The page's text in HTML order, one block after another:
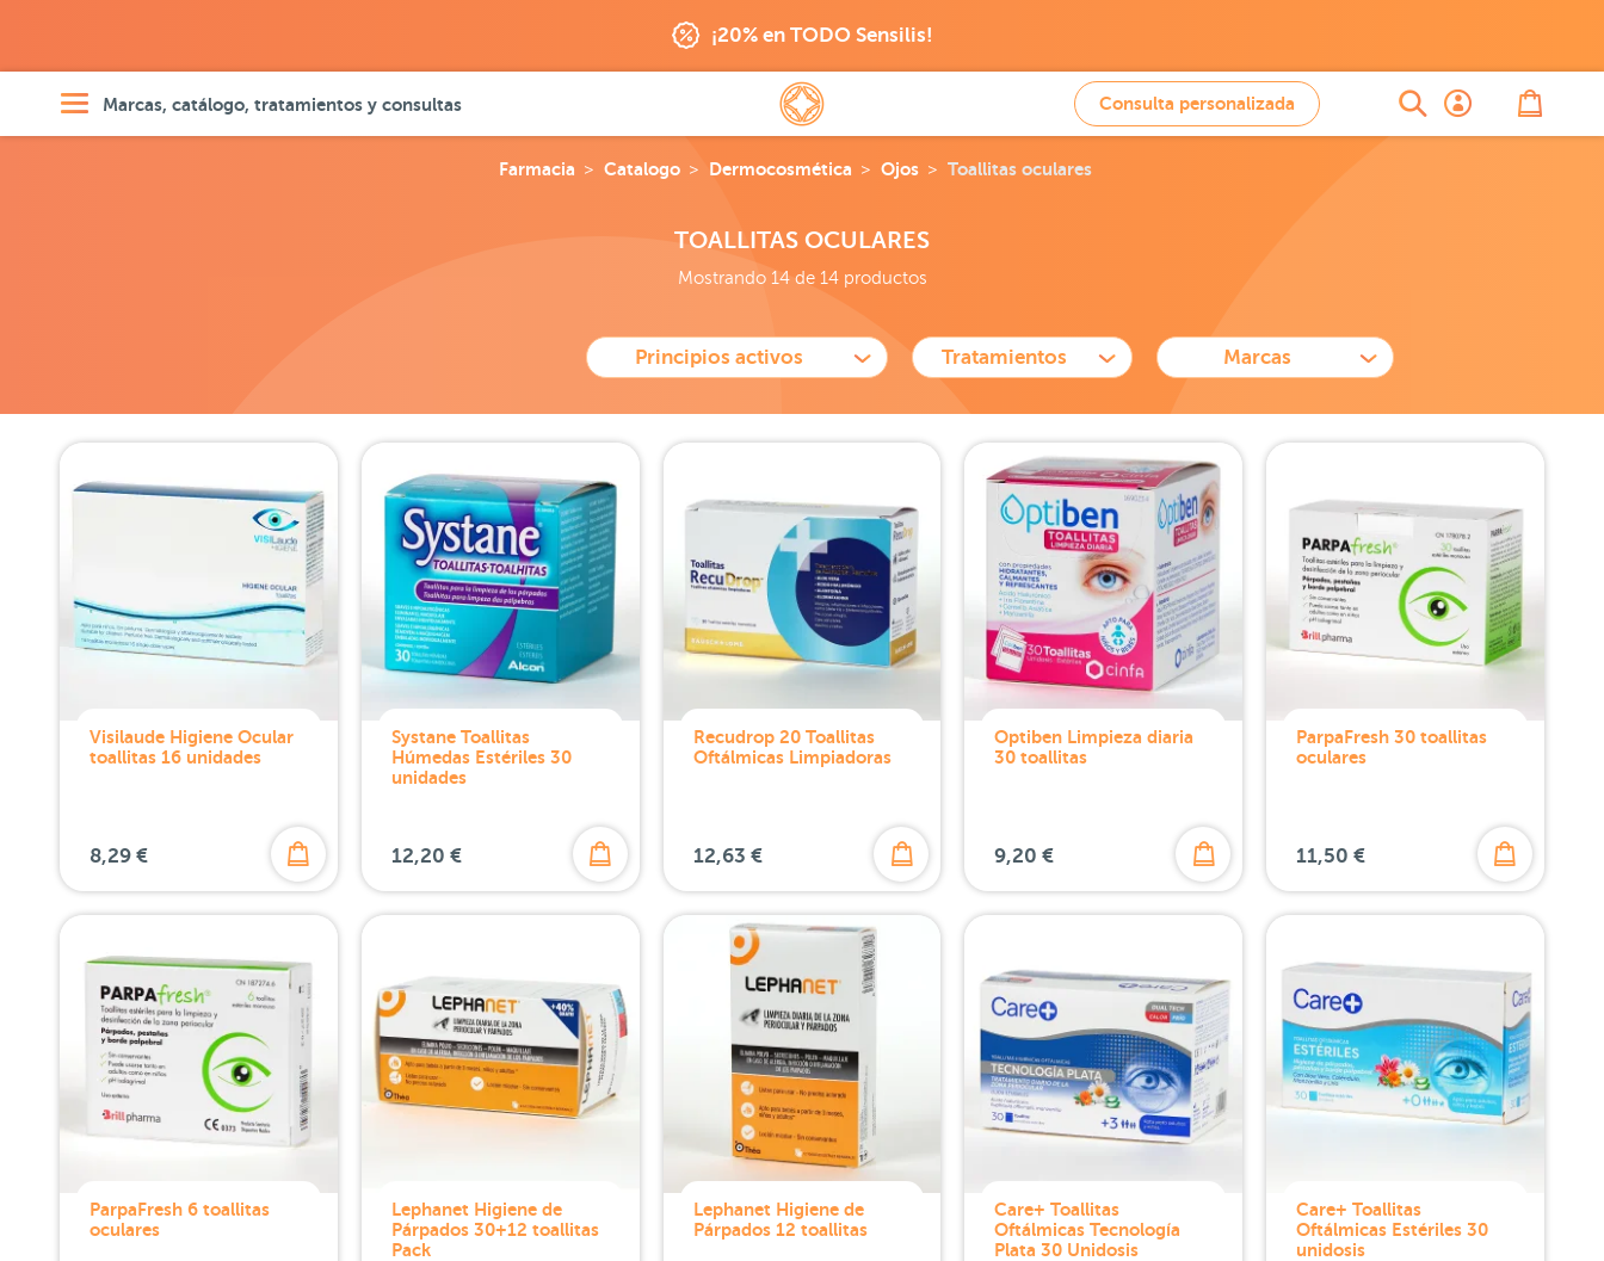
¡20% en TODO Sensilis!
Marcas, catálogo, tratamientos y consultas Consulta personalizada
Farmacia Catalogo Dermocosmética Ojos Toallitas oculares
TOALLITAS OCULARES
Mostrando 14 de 14 productos
Visilaude Higiene Ocular
toallitas 16 unidades
8,29 €
Systane Toallitas
Húmedas Estériles 30
unidades
12,20 €
Recudrop 20 Toallitas
Oftálmicas Limpiadoras
12,63 €
Optiben Limpieza diaria
30 toallitas
9,20 €
ParpaFresh 30 toallitas
oculares
11,50 €
ParpaFresh 6 toallitas
oculares
Lephanet Higiene de
Párpados 30+12 toallitas
Pack
Lephanet Higiene de
Párpados 12 toallitas
Care+ Toallitas
Oftálmicas Tecnología
Plata 30 Unidosis
Care+ Toallitas
Oftálmicas Estériles 30
unidosis